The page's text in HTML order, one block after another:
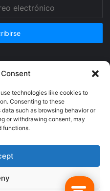
technologies like cookies to
Consenting to these
such as browsing behavior or
or withdrawing consent, may
functions.
reservados @Crucerum |